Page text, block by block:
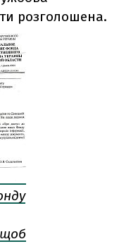
розголошена.